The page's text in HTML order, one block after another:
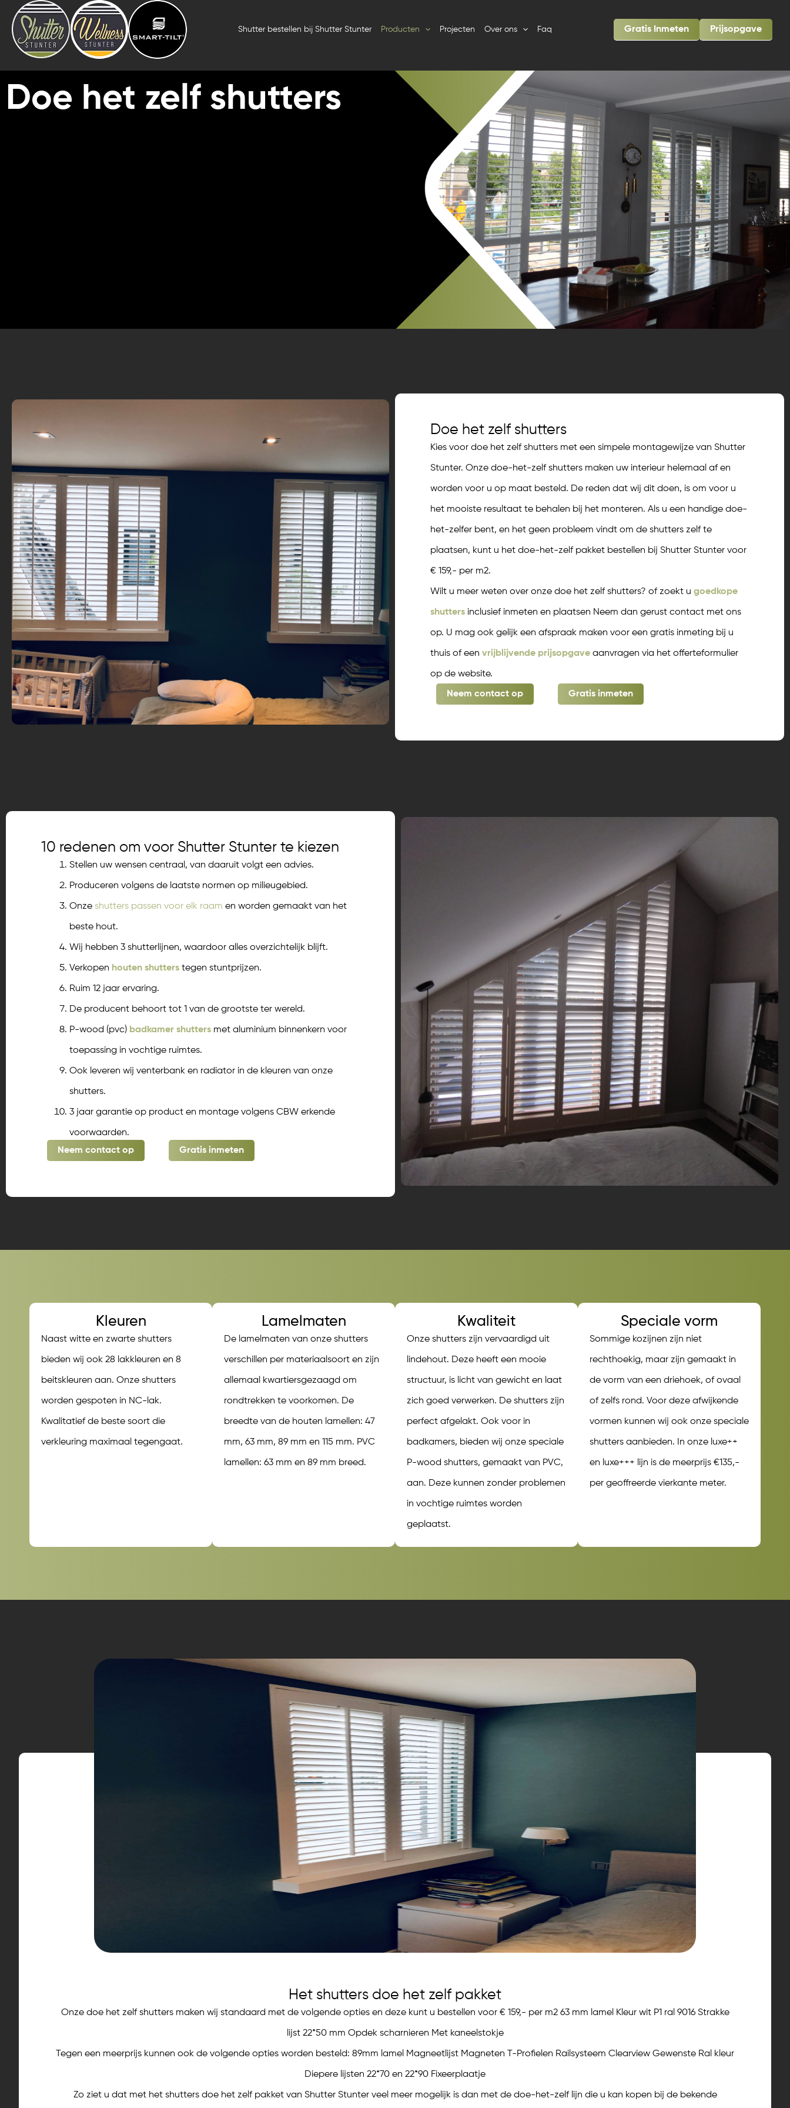
Skip
content
Shutter bestellen bij Shutter Stunter Producten Projecten Over ons Faq Gratis Inmeten Prijsopgave
Doe het zelf shutters
Doe het zelf shutters
Kies voor doe het zelf shutters met een simpele montagewijze van Shutter
Stunter. Onze doe-het-zelf shutters maken uw interieur helemaal af en
worden voor u op maat besteld. De reden dat wij dit doen, is om voor u
het mooiste resultaat te behalen bij het monteren. Als u een handige doe-
het-zelfer bent, en het geen probleem vindt om de shutters zelf te
plaatsen, kunt u het doe-het-zelf pakket bestellen bij Shutter Stunter voor
€ 159,- per m2.
Wilt u meer weten over onze doe het zelf shutters? of zoekt u goedkope
shutters inclusief inmeten en plaatsen Neem dan gerust contact met ons
op. U mag ook gelijk een afspraak maken voor een gratis inmeting bij u
thuis of een vrijblijvende prijsopgave aanvragen via het offerteformulier
op de website.
Neem contact op Gratis inmeten
10 redenen om voor Shutter Stunter te kiezen
Stellen uw wensen centraal, van daaruit volgt een advies.
Produceren volgens de laatste normen op milieugebied.
Onze shutters passen voor elk raam en worden gemaakt van het
beste hout.
Wij hebben 3 shutterlijnen, waardoor alles overzichtelijk blijft.
Verkopen houten shutters tegen stuntprijzen.
Ruim 12 jaar ervaring.
De producent behoort tot 1 van de grootste ter wereld.
P-wood (pvc) badkamer shutters met aluminium binnenkern voor
toepassing in vochtige ruimtes.
Ook leveren wij venterbank en radiator in de kleuren van onze
shutters.
3 jaar garantie op product en montage volgens CBW erkende
voorwaarden.
Neem contact op
Gratis inmeten
Kleuren
Naast witte en zwarte shutters
bieden wij ook 28 lakkleuren en 8
beitskleuren aan. Onze shutters
worden gespoten in NC-lak.
Kwalitatief de beste soort die
verkleuring maximaal tegengaat.
Lamelmaten
De lamelmaten van onze shutters
verschillen per materiaalsoort en zijn
allemaal kwartiersgezaagd om
rondtrekken te voorkomen. De
breedte van de houten lamellen: 47
mm, 63 mm, 89 mm en 115 mm. PVC
lamellen: 63 mm en 89 mm breed.
Kwaliteit
Onze shutters zijn vervaardigd uit
lindehout. Deze heeft een mooie
structuur, is licht van gewicht en laat
zich goed verwerken. De shutters zijn
perfect afgelakt. Ook voor in
badkamers, bieden wij onze speciale
P-wood shutters, gemaakt van PVC,
aan. Deze kunnen zonder problemen
in vochtige ruimtes worden
geplaatst.
Speciale vorm
Sommige kozijnen zijn niet
rechthoekig, maar zijn gemaakt in
de vorm van een driehoek, of ovaal
of zelfs rond. Voor deze afwijkende
vormen kunnen wij ook onze speciale
shutters aanbieden. In onze luxe++
en luxe+++ lijn is de meerprijs €135,-
per geoffreerde vierkante meter.
Het shutters doe het zelf pakket
Onze doe het zelf shutters maken wij standaard met de volgende opties en deze kunt u bestellen voor € 159,- per m2 63 mm lamel Kleur wit P1 ral 9016 Strakke
lijst 22*50 mm Opdek scharnieren Met kaneelstokje
Tegen een meerprijs kunnen ook de volgende opties worden besteld: 89mm lamel Magneetlijst Magneten T-Profielen Railsysteem Clearview Gewenste Ral kleur
Diepere lijsten 22*70 en 22*90 Fixeerplaatje
Zo ziet u dat met het shutters doe het zelf pakket van Shutter Stunter veel meer mogelijk is dan met de doe-het-zelf lijn die u kan kopen bij de bekende